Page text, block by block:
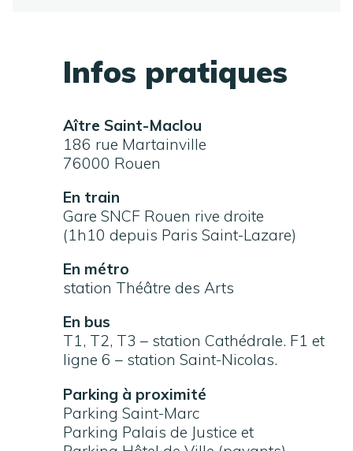
Infos pratiques
Aître Saint-Maclou
186 rue Martainville
76000 Rouen
En train
Gare SNCF Rouen rive droite
(1h10 depuis Paris Saint-Lazare)
En métro
station Théâtre des Arts
En bus
T1, T2, T3 – station Cathédrale. F1 et
ligne 6 – station Saint-Nicolas.
Parking à proximité
Parking Saint-Marc
Parking Palais de Justice et